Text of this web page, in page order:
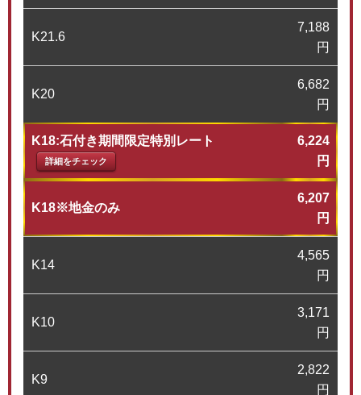
K21.6
7,188
円
K20
6,682
円
K18:石付き期間限定特別レート
詳細をチェック
6,224
円
K18※地金のみ
6,207
円
K14
4,565
円
K10
3,171
円
K9
2,822
円